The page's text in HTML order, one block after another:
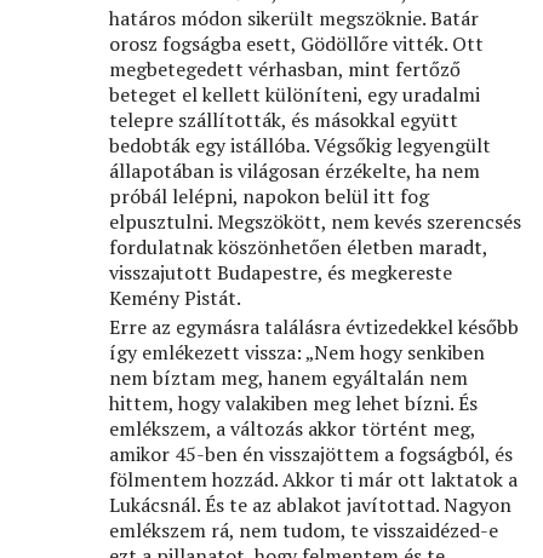
határos módon sikerült megszöknie. Batár
orosz fogságba esett, Gödöllőre vitték. Ott
megbetegedett vérhasban, mint fertőző
beteget el kellett különíteni, egy uradalmi
telepre szállították, és másokkal együtt
bedobták egy istállóba. Végsőkig legyengült
állapotában is világosan érzékelte, ha nem
próbál lelépni, napokon belül itt fog
elpusztulni. Megszökött, nem kevés szerencsés
fordulatnak köszönhetően életben maradt,
visszajutott Budapestre, és megkereste
Kemény Pistát.
Erre az egymásra találásra évtizedekkel később
így emlékezett vissza: „Nem hogy senkiben
nem bíztam meg, hanem egyáltalán nem
hittem, hogy valakiben meg lehet bízni. És
emlékszem, a változás akkor történt meg,
amikor 45-ben én visszajöttem a fogságból, és
fölmentem hozzád. Akkor ti már ott laktatok a
Lukácsnál. És te az ablakot javítottad. Nagyon
emlékszem rá, nem tudom, te visszaidézed-e